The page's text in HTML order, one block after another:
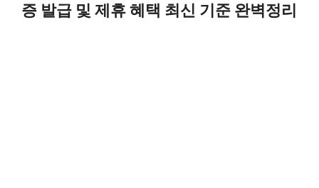
증 발급 및 제휴 혜택 최신 기준 완벽정리